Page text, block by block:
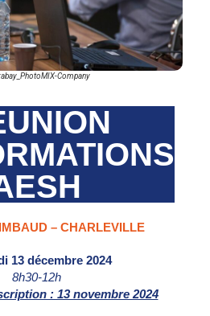
Company
– CHARLEVILLE
13 décembre 2024
8h30-12h
: 13 novembre 2024